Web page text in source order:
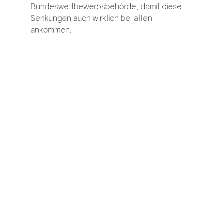
Bundeswettbewerbsbehörde, damit diese
Senkungen auch wirklich bei allen
ankommen.